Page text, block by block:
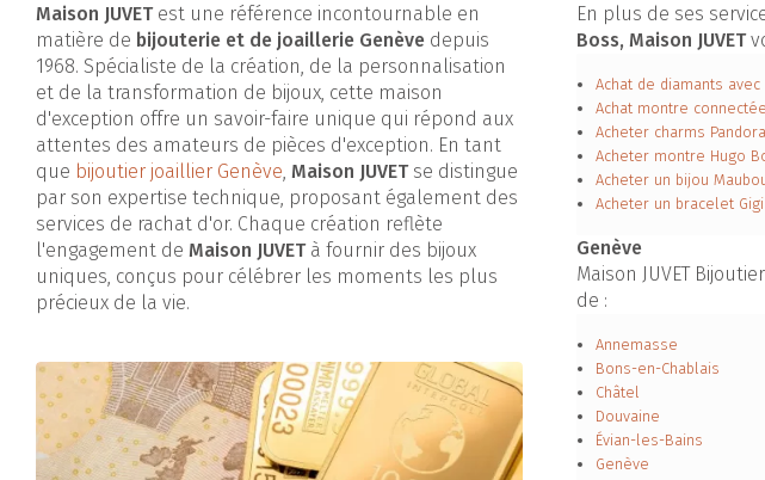
Maison JUVETest une référence incontournable en
matière de bijouterie et de joaillerie Genève depuis
1968. Spécialiste de la création, de la personnalisation
et de la transformation de bijoux, cette maison
d'exception offre un savoir-faire unique qui répond aux
attentes des amateurs de pièces d'exception. En tant
que bijoutier joaillier Genève, Maison JUVETse distingue
par son expertise technique, proposant également des
services de rachat d'or. Chaque création reflète
l'engagement de Maison JUVETà fournir des bijoux
uniques, conçus pour célébrer les moments les plus
précieux de la vie.
En plus de ses
Boss, Maison JUVET
Achat de diamants
Achat montre
Acheter charms
Acheter montre Hugo
Acheter un bijou
Acheter un bracelet
Genève
Maison JUVET
de :
Annemasse
Bons-en-Chablais
Châtel
Douvaine
Évian-les-Bains
Genève